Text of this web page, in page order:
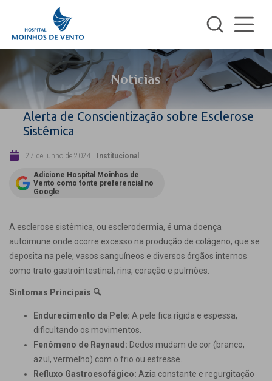
Notícias
Alerta de Conscientização sobre Esclerose
Sistêmica
27 de junho de 2024 | Institucional
Adicione Hospital Moinhos de
Vento como fonte preferencial no
Google
A esclerose sistêmica, ou esclerodermia, é uma doença
autoimune onde ocorre excesso na produção de colágeno, que se
deposita na pele, vasos sanguíneos e diversos órgãos internos
como trato gastrointestinal, rins, coração e pulmões.
Sintomas Principais 🔍
Endurecimento da Pele: A pele fica rígida e espessa,
dificultando os movimentos.
Fenômeno de Raynaud: Dedos mudam de cor (branco,
azul, vermelho) com o frio ou estresse.
Refluxo Gastroesofágico: Azia constante e regurgitação